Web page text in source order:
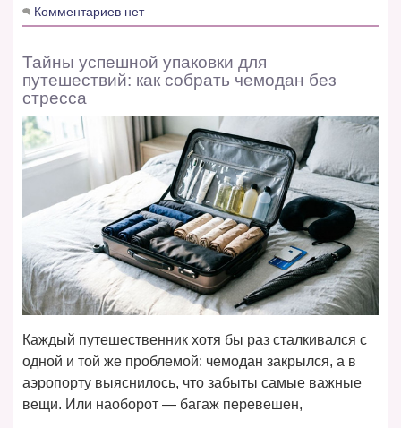
Комментариев нет
Тайны успешной упаковки для
путешествий: как собрать чемодан без
стресса
Каждый путешественник хотя бы раз сталкивался с
одной и той же проблемой: чемодан закрылся, а в
аэропорту выяснилось, что забыты самые важные
вещи. Или наоборот — багаж перевешен,